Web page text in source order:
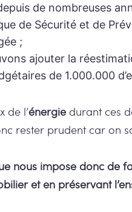
de nombreuses
de Sécurité et de
;
ajouter la
de 1.000.000
de l’énergie durant ces
rester prudent car on
nous impose donc de
et en préservant